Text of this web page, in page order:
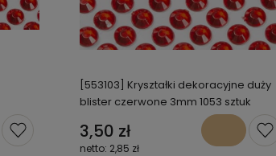
[553103] Kryształki dekoracyjne duży
blister czerwone 3mm 1053 sztuk
3,50 zł
2,85 zł